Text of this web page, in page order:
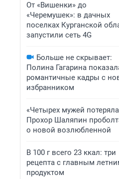
От «Вишенки» до
«Черемушек»: в дачных
поселках Курганской
запустили сеть 4G
Больше не скрывает:
Полина Гагарина
романтичные кадры с
избранником
«Четырех мужей
Прохор Шаляпин
о новой возлюбленной
В 100 г всего 23 ккал: три
рецепта с главным
продуктом